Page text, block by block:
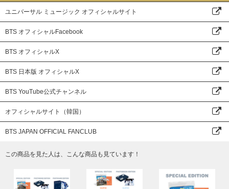
ユニバーサル ミュージック オフィシャルサイト
BTS オフィシャルFacebook
BTS オフィシャルX
BTS 日本版 オフィシャルX
BTS YouTube公式チャンネル
オフィシャルサイト（韓国）
BTS JAPAN OFFICIAL FANCLUB
この商品を見た人は、こんな商品も見ています！